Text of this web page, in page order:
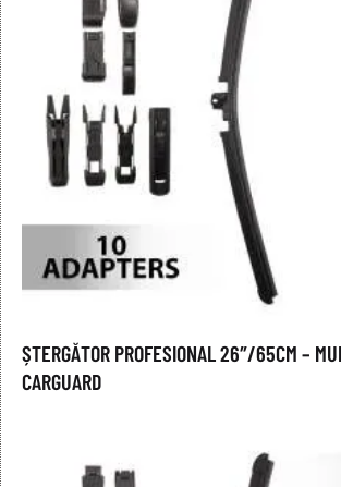
ȘTERGĂTOR PROFESIONAL 26″/65CM –
CARGUARD